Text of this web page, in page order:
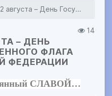
августа – День Госу...
14
– ДЕНЬ
ФЛАГА
ФЕДЕРАЦИИ
СЛАВОЙ…